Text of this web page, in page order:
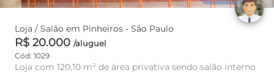
Loja / Salão em Pinheiros - São Paulo
R$ 20.000 /aluguel
Cód: 1029
Loja com 120,10 m² de área privativa sendo salão interno